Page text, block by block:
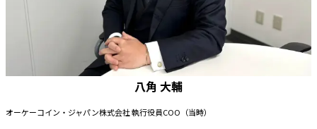
八角 大輔
オーケーコイン・ジャパン株式会社 執行役員COO（当時）